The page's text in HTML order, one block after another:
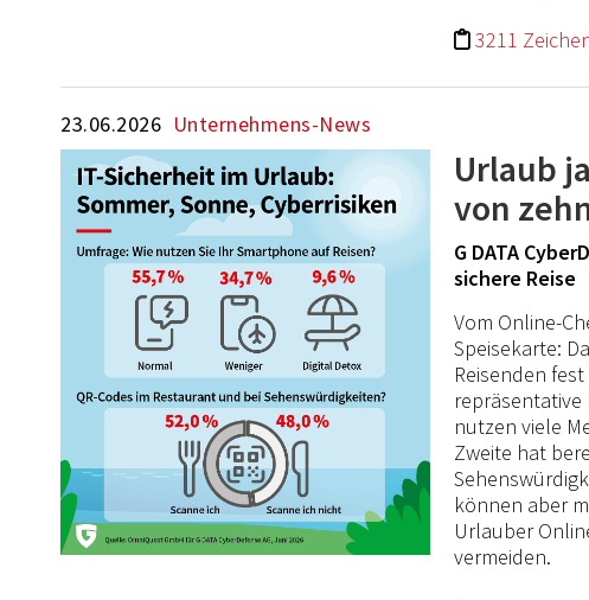
3211
23.06.2026 Unternehmens-News
Urlaub
von
G DATA
sichere Reise
Vom Online-
Speisekarte:
Reisenden
repräsentative
nutzen viele
Zweite hat
können aber
Urlauber
vermeiden.